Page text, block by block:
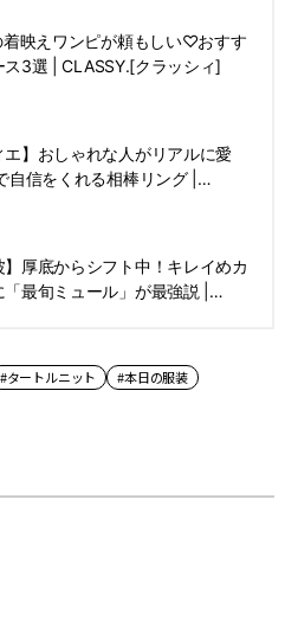
着映えワンピが頼もしい♡おすす
ス3選 | CLASSY.[クラッシィ]
エ】おしゃれな人がリアルに愛
自信をくれる相棒リング |
】厚底からシフト中！キレイめカ
最旬ミュール」が最強説 |
#タートルニット
#本日の服装